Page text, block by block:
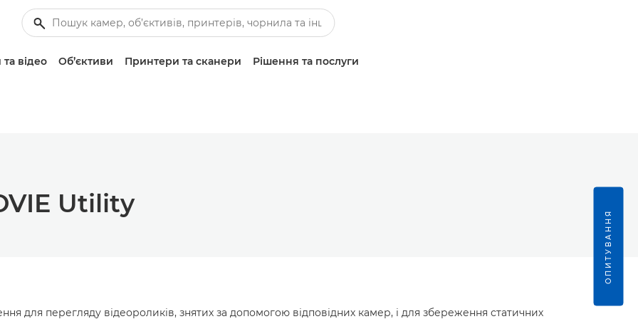
відео Об’єктиви Принтери та сканери Рішення та послуги
Utility
для перегляду відеороликів, знятих за допомогою відповідних камер, і для збереження статичних
ОПИТУВАННЯ